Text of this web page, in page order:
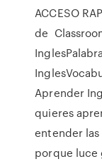
ACCESO
de
Aprender
quieres
entender
porque luce